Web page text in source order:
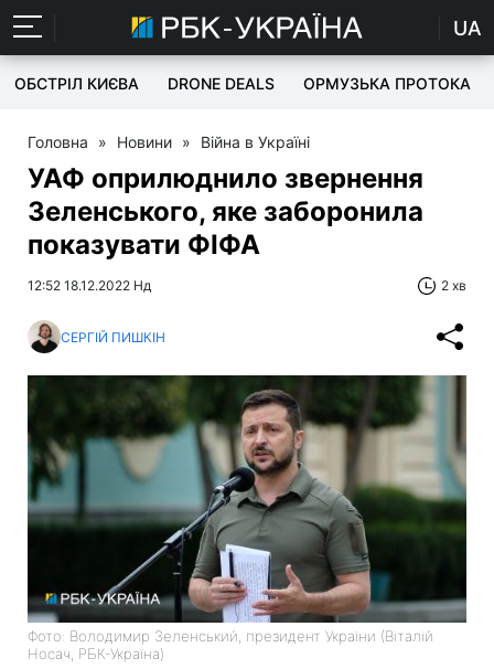
UA
ОБСТРІЛ КИЄВА DRONE DEALS ОРМУЗЬКА ПРОТОКА
Головна » Новини » Війна в Україні
УАФ оприлюднило звернення
Зеленського, яке заборонила
показувати ФІФА
12:52 18.12.2022 Нд 2 хв
СЕРГІЙ ПИШКІН
Фото: Володимир Зеленський, президент України (Віталій
Носач, РБК-Україна)